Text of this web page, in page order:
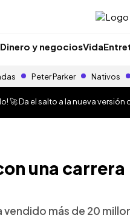
Dinero y negociosVida
Peter Parker Nativos
🚀 Da el salto a la nueva versión
una carrera
más de 20